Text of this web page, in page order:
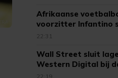
Afrikaanse
voorzitter Infantino
22:31
Wall Street sluit
Western Digital bij
22:19